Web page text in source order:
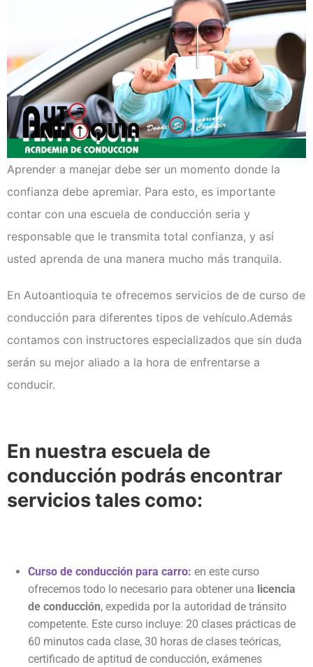
Conducción en Medellín
Duplicado licencia de conducción
Recategorización B1 a C1
(Vehículo Servicio Publico)
Recategorización C1 a C2
(Vehículo Pesado Servicio
Publico)
Renovación de licencias de
conducción en Medellín
Evaluación teórico práctica de
conductores
Licencia internacional
Noticias
Examen técnico online
Aprender a manejar debe ser un momento donde la
confianza debe apremiar. Para esto, es importante
contar con una escuela de conducción seria y
responsable que le transmita total confianza, y así
usted aprenda de una manera mucho más tranquila.
En Autoantioquia te ofrecemos servicios de de curso de
conducción para diferentes tipos de vehículo.Además
contamos con instructores especializados que sin duda
serán su mejor aliado a la hora de enfrentarse a
conducir.
En nuestra escuela de
conducción podrás encontrar
servicios tales como:
Curso de conducción para carro: en este curso
ofrecemos todo lo necesario para obtener una licencia
de conducción, expedida por la autoridad de tránsito
competente. Este curso incluye: 20 clases prácticas de
60 minutos cada clase, 30 horas de clases teóricas,
certificado de aptitud de conducción, exámenes